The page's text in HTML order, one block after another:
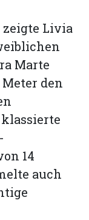
zeigte Livia
Marte
den
14
auch